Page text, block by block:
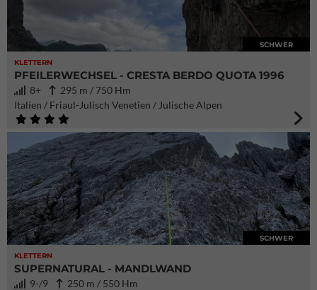
KLETTERN
SCHWER
PFEILERWECHSEL - CRESTA BERDO QUOTA 1996
8+
295 m / 750 Hm
Italien / Friaul-Julisch Venetien / Julische Alpen
KLETTERN
SCHWER
SUPERNATURAL - MANDLWAND
9-/9
250 m / 550 Hm